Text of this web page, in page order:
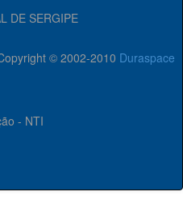
DE SERGIPE
© 2002-2010 Duraspace
- NTI